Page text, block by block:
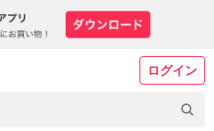
ログイン